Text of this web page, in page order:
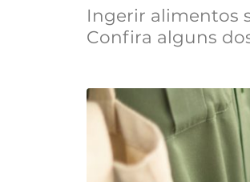
Ingerir alimentos
Confira alguns